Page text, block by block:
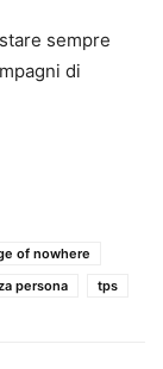
sempre
di
of nowhere
persona tps